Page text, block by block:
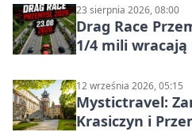
23 sierpnia 2026, 08:00
Drag Race
1/4 mili wracają
12 września 2026, 05:15
Mystictravel:
Krasiczyn i